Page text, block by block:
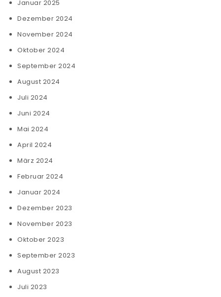
Januar 2025
Dezember 2024
November 2024
Oktober 2024
September 2024
August 2024
Juli 2024
Juni 2024
Mai 2024
April 2024
März 2024
Februar 2024
Januar 2024
Dezember 2023
November 2023
Oktober 2023
September 2023
August 2023
Juli 2023